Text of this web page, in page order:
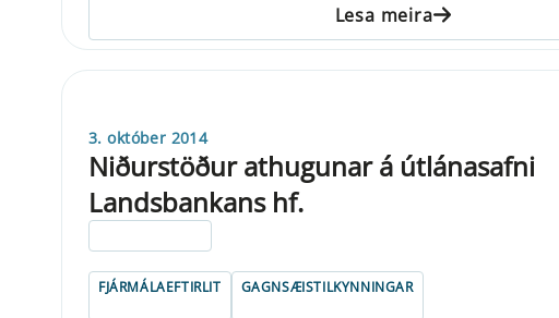
Lesa meira
3. október 2014
Niðurstöður athugunar á útlánasafni
Landsbankans hf.
FJÁRMÁLAEFTIRLIT GAGNSÆISTILKYNNINGAR